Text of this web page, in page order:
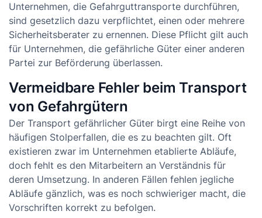
Unternehmen, die Gefahrguttransporte durchführen,
sind gesetzlich dazu verpflichtet, einen oder mehrere
Sicherheitsberater zu ernennen. Diese Pflicht gilt auch
für Unternehmen, die gefährliche Güter einer anderen
Partei zur Beförderung überlassen.
Vermeidbare Fehler beim Transport
von Gefahrgütern
Der Transport gefährlicher Güter birgt eine Reihe von
häufigen Stolperfallen, die es zu beachten gilt. Oft
existieren zwar im Unternehmen etablierte Abläufe,
doch fehlt es den Mitarbeitern an Verständnis für
deren Umsetzung. In anderen Fällen fehlen jegliche
Abläufe gänzlich, was es noch schwieriger macht, die
Vorschriften korrekt zu befolgen.